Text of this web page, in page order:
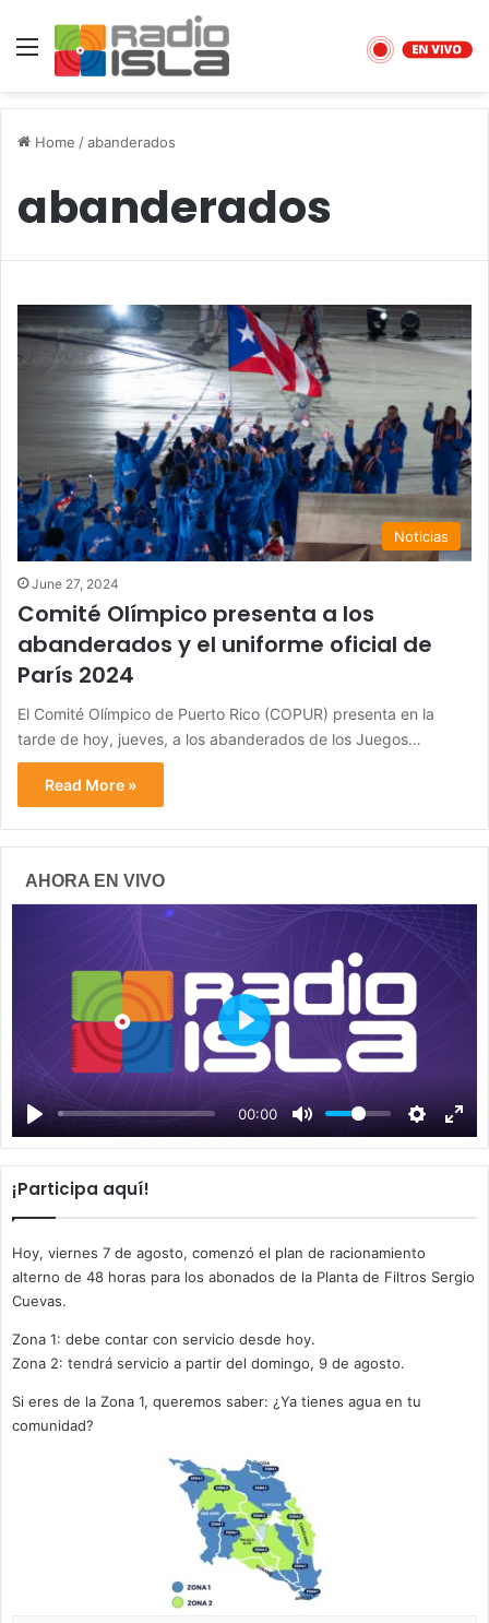
Menu
Home /abanderados
abanderados
Noticias
June 27, 2024
Comité Olímpico presenta a los
abanderados y el uniforme oficial de
París 2024
El Comité Olímpico de Puerto Rico (COPUR) presenta en la
tarde de hoy, jueves, a los abanderados de los Juegos…
Read More »
AHORA EN VIVO
00:00
P
a
y
¡Participa aquí!
Hoy, viernes 7 de agosto, comenzó el plan de racionamiento
alterno de 48 horas para los abonados de la Planta de Filtros Sergio
Cuevas.
Zona 1: debe contar con servicio desde hoy.
Zona 2: tendrá servicio a partir del domingo, 9 de agosto.
Si eres de la Zona 1, queremos saber: ¿Ya tienes agua en tu
comunidad?